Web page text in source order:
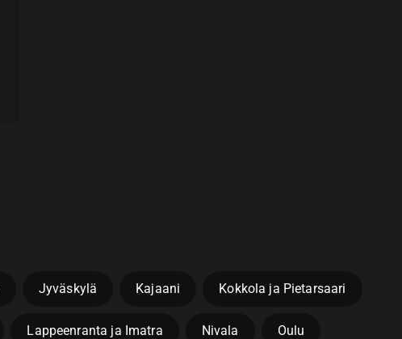
Jyväskylä Kajaani Kokkola ja Pietarsaari
Lappeenranta ja Imatra Nivala Oulu